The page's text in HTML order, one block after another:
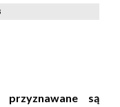
są